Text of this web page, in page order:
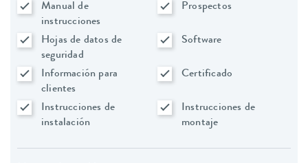
Manual de
instrucciones
Prospectos
Hojas de datos de
seguridad
Software
Información para
clientes
Certificado
Instrucciones de
instalación
Instrucciones de
montaje